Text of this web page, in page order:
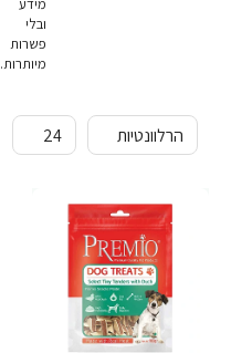
מידע
ובלי
פשרות
מיותרות.